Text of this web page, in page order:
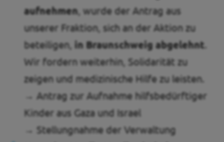
aufnehmen, wurde der Antrag aus
unserer Fraktion, sich an der Aktion zu
beteiligen, in Braunschweig abgelehnt.
Wir fordern weiterhin, Solidarität zu
zeigen und medizinische Hilfe zu leisten.
→ Antrag zur Aufnahme hilfsbedürftiger
Kinder aus Gaza und Israel
→ Stellungnahme der Verwaltung